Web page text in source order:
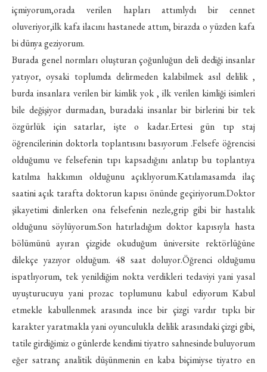
içmiyorum,orada verilen hapları attımlydı bir cennet
oluveriyor,ilk kafa ilacını hastanede attım, birazda o yüzden kafa
bi dünya geziyorum.
Burada genel normları oluşturan çoğunluğun deli dediği insanlar
yatıyor, oysaki toplumda delirmeden kalabilmek asıl delilik ,
burda insanlara verilen bir kimlik yok , ilk verilen kimliği isimleri
bile değişiyor durmadan, buradaki insanlar bir birlerini bir tek
özgürlük için satarlar, işte o kadar.Ertesi gün tıp staj
öğrencilerinin doktorla toplantısını basıyorum .Felsefe öğrencisi
olduğumu ve felsefenin tıpı kapsadığını anlatıp bu toplantıya
katılma hakkımın olduğunu açıklıyorum.Katılamasamda ilaç
saatini açık tarafta doktorun kapısı önünde geçiriyorum.Doktor
şikayetimi dinlerken ona felsefenin nezle,grip gibi bir hastalık
olduğunu söylüyorum.Son hatırladığım doktor kapısıyla hasta
bölümünü ayıran çizgide okuduğum üniversite rektörlüğüne
dilekçe yazıyor olduğum. 48 saat doluyor.Öğrenci olduğumu
ispatlıyorum, tek yenildiğim nokta verdikleri tedaviyi yani yasal
uyuşturucuyu yani prozac toplumunu kabul ediyorum Kabul
etmekle kabullenmek arasında ince bir çizgi vardır tıpkı bir
karakter yaratmakla yani oyunculukla delilik arasındaki çizgi gibi,
tatile girdiğimiz o günlerde kendimi tiyatro sahnesinde buluyorum
eğer satranç analitik düşünmenin en kaba biçimiyse tiyatro en